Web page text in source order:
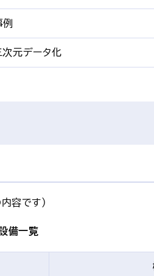
元データ化
容です）
備一覧